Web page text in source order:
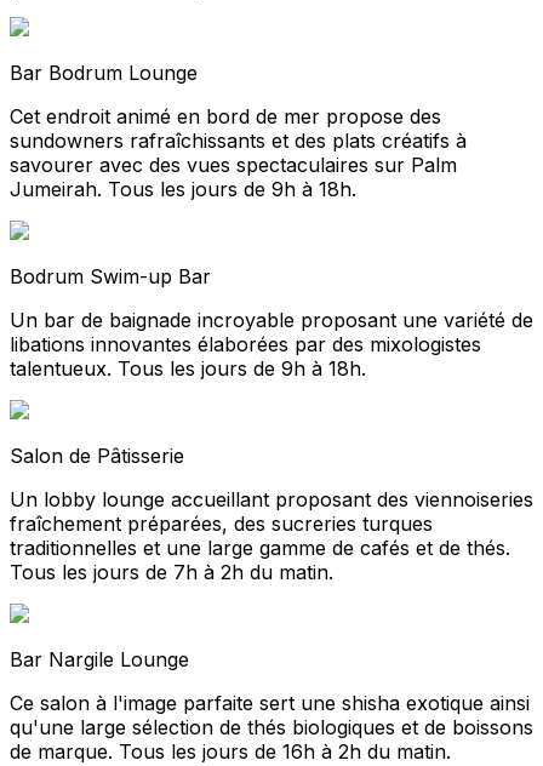
Bar Bodrum Lounge
Cet endroit animé en bord de mer propose des
sundowners rafraîchissants et des plats créatifs à
savourer avec des vues spectaculaires sur Palm
Jumeirah. Tous les jours de 9h à 18h.
Bodrum Swim-up Bar
Un bar de baignade incroyable proposant une variété de
libations innovantes élaborées par des mixologistes
talentueux. Tous les jours de 9h à 18h.
Salon de Pâtisserie
Un lobby lounge accueillant proposant des viennoiseries
fraîchement préparées, des sucreries turques
traditionnelles et une large gamme de cafés et de thés.
Tous les jours de 7h à 2h du matin.
Bar Nargile Lounge
Ce salon à l'image parfaite sert une shisha exotique ainsi
qu'une large sélection de thés biologiques et de boissons
de marque. Tous les jours de 16h à 2h du matin.